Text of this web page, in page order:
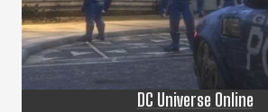
DC Universe Online